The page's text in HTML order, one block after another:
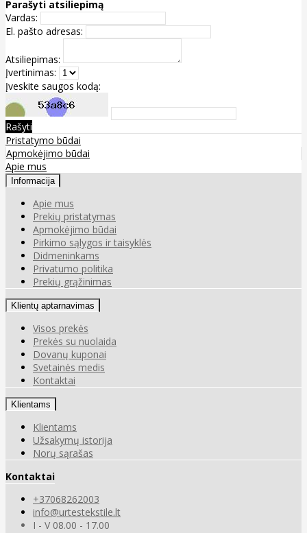
Parašyti atsiliepimą
Vardas:
El. pašto adresas:
Atsiliepimas:
Įvertinimas:
Įveskite saugos kodą:
Rašyti
Pristatymo būdai
Apmokėjimo būdai
Apie mus
Informacija
Apie mus
Prekių pristatymas
Apmokėjimo būdai
Pirkimo sąlygos ir taisyklės
Didmeninkams
Privatumo politika
Prekių grąžinimas
Klientų aptarnavimas
Visos prekės
Prekės su nuolaida
Dovanų kuponai
Svetainės medis
Kontaktai
Klientams
Klientams
Užsakymų istorija
Norų sąrašas
Kontaktai
+37068262003
info@urtestekstile.lt
I - V 08.00 - 17.00